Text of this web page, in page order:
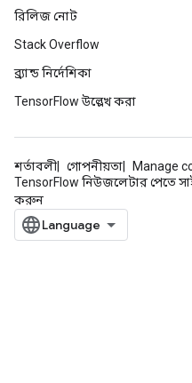
রিলিজ নোট
Stack Overflow
ব্র্যান্ড নির্দেশিকা
TensorFlow উল্লেখ করা
শর্তাবলী গোপনীয়তা
Manage
TensorFlow নিউজলেটার পেতে
করুন